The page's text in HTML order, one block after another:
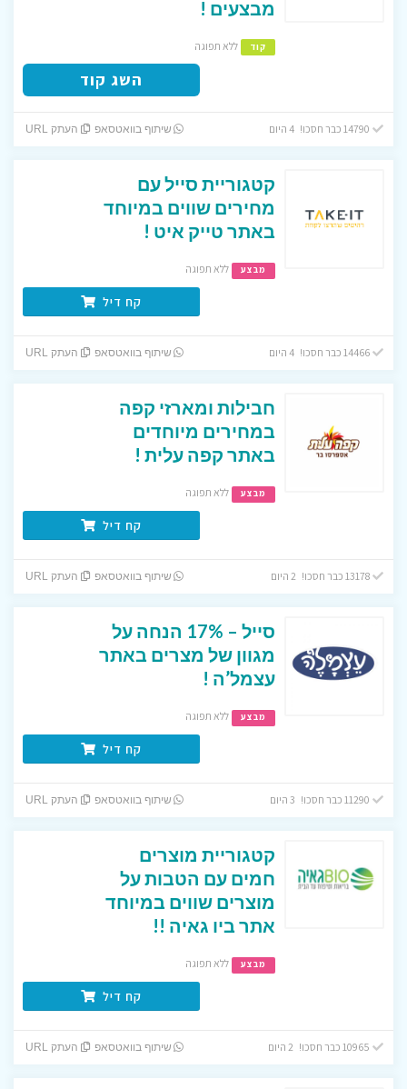
מבצעים !
קוד ללא תפוגה
השג קוד
שיתוף בוואטסאפ העתק URL
קטגוריית סייל עם
מחירים שווים במיוחד
באתר טייק איט !
מבצע ללא תפוגה
קח דיל
14466 כבר חסכו! 4 היום שיתוף בוואטסאפ העתק URL
חבילות ומארזי קפה
במחירים מיוחדים
באתר קפה עלית !
מבצע ללא תפוגה
קח דיל
13178 כבר חסכו! 2 היום שיתוף בוואטסאפ העתק URL
סייל – 17% הנחה על
מגוון של מצרים באתר
עצמל’ה !
מבצע ללא תפוגה
קח דיל
שיתוף בוואטסאפ העתק URL
קטגוריית מוצרים
חמים עם הטבות על
מוצרים שווים במיוחד
אתר ביו גאיה !!
מבצע ללא תפוגה
קח דיל
שיתוף בוואטסאפ העתק URL